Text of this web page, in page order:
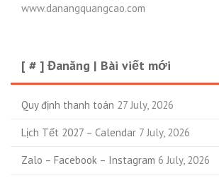
www.danangquangcao.com
[ # ] Đanăng | Bài viết mới
Quy định thanh toán 27 July, 2026
Lịch Tết 2027 – Calendar 7 July, 2026
Zalo – Facebook – Instagram 6 July, 2026